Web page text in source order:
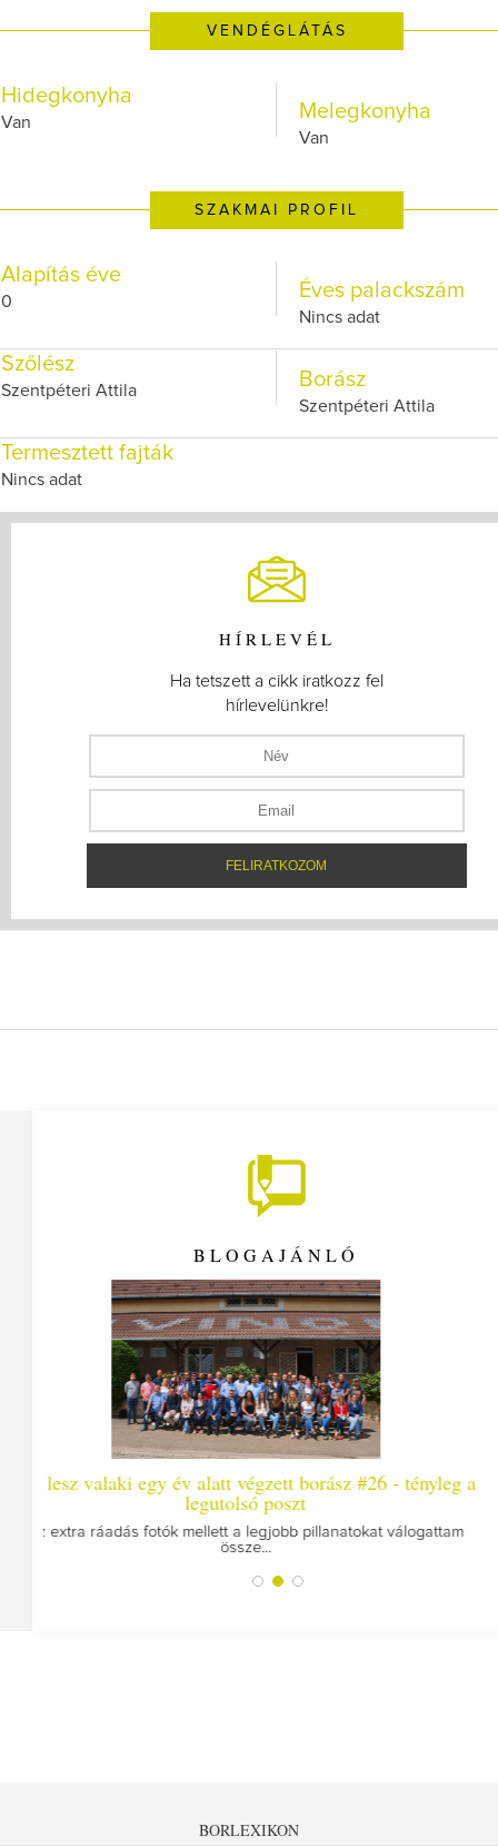
VENDÉGLÁTÁS
Hidegkonyha
Van Melegkonyha
Van
SZAKMAI PROFIL
Alapítás éve
0 Éves palackszám
Nincs adat
Szőlész
Szentpéteri Attila Borász
Szentpéteri Attila
Termesztett fajták
Nincs adat
HÍRLEVÉL
Ha tetszett a cikk iratkozz fel
hírlevelünkre!
BLOGAJÁNLÓ
végzett borász #26 - tényleg a
a legjobb pillanatokat válogattam
Így lesz valaki egy
BORLEXIKON